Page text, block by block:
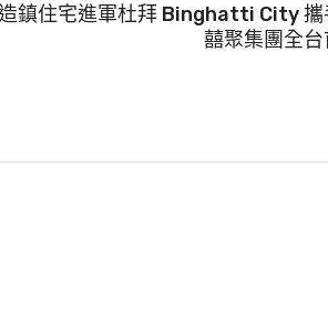
鎮住宅進軍杜拜 Binghatti City 攜
囍聚集團全